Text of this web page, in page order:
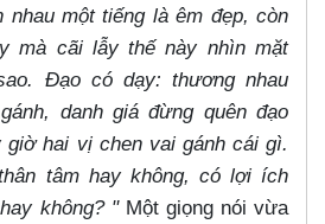
nhau một tiếng là êm đẹp, còn
mà cãi lẫy thế này nhìn mặt
Đạo có dạy: thương nhau
danh giá đừng quên đạo
giờ hai vị chen vai gánh cái gì.
tâm hay không, có lợi ích
không? "Một giọng nói vừa